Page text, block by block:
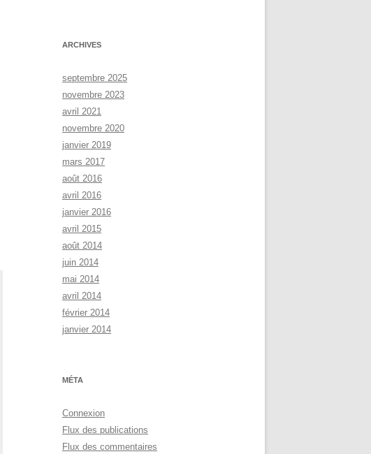
ARCHIVES
septembre 2025
novembre 2023
avril 2021
novembre 2020
janvier 2019
mars 2017
août 2016
avril 2016
janvier 2016
avril 2015
août 2014
juin 2014
mai 2014
avril 2014
février 2014
janvier 2014
MÉTA
Connexion
Flux des publications
Flux des commentaires